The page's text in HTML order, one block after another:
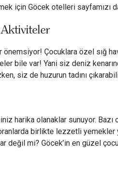
için Göcek otelleri sayfamızı
Çocuklara özel sığ
bile var! Yani siz deniz
siz de huzurun tadını
harika olanaklar sunuyor.
birlikte lezzetli
değil mi? Göcek’in en güzel